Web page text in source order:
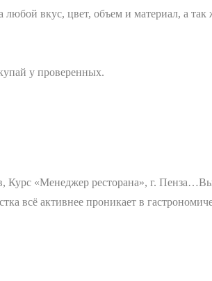
любой вкус, цвет, объем и материал, а
у проверенных.
Курс «Менеджер ресторана», г. Пенза…
всё активнее проникает в